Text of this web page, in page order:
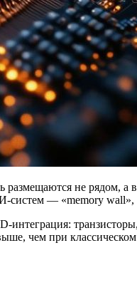
не рядом, а
— «memory wall»,
чем при классическом